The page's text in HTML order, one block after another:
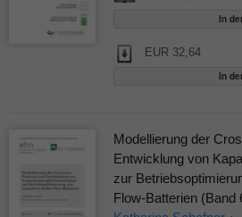
EUR 32,64
Modellierung der
Entwicklung von
zur
Flow-Batterien (Band